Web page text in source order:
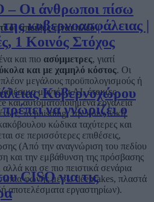
Οι άνθρωποι πίσω
κυβερνοασφάλειας |
1 Κοινός Στόχος
Κυβερνοχώρου
να γνωρίζει ο
CISO για τις
οι απειλές είναι πλέον
και πιο ασύμμετρες, γιατί
και με χαμηλό κόστος. Οι
πλέον μεγάλους προϋπολογισμούς ή
μοντέλα AI, έτοιμες
και αυτοματοποιημένα εργαλεία
το phishing, την κοινωνική
κώδικα ταχύτερες και
σε περισσότερες επιθέσεις,
(Από την αναγνώριση του πεδίου
και την εμβάθυνση της πρόσβασης
και σε πιο πειστικά σενάρια
φωνής μέσω deepfakes, πλαστά
αποτελέσματα εργαστηρίων).